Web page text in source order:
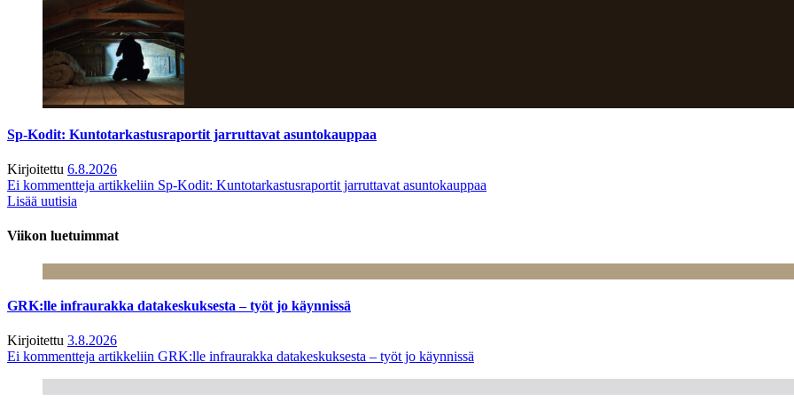
Sp-Kodit: Kuntotarkastusraportit jarruttavat asuntokauppaa
Kirjoitettu 6.8.2026
Ei kommentteja artikkeliin Sp-Kodit: Kuntotarkastusraportit jarruttavat asuntokauppaa
Lisää uutisia
Viikon luetuimmat
GRK:lle infraurakka datakeskuksesta – työt jo käynnissä
Kirjoitettu 3.8.2026
Ei kommentteja artikkeliin GRK:lle infraurakka datakeskuksesta – työt jo käynnissä